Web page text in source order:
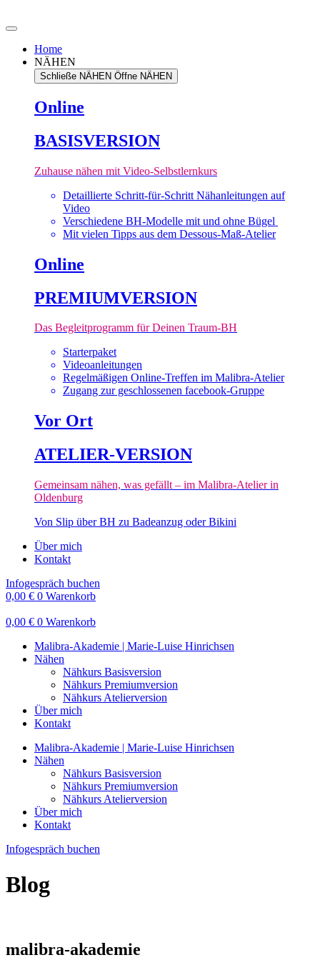
Inhalt
Home
NÄHEN
Schließe NÄHEN Öffne NÄHEN
Online
BASISVERSION
Zuhause nähen mit Video-Selbstlernkurs
Detaillierte Schritt-für-Schritt Nähanleitungen auf
Video
Verschiedene BH-Modelle mit und ohne Bügel
Mit vielen Tipps aus dem Dessous-Maß-Atelier
Online
PREMIUMVERSION
Das Begleitprogramm für Deinen Traum-BH
Starterpaket
Videoanleitungen
Regelmäßigen Online-Treffen im Malibra-Atelier
Zugang zur geschlossenen facebook-Gruppe
Vor Ort
ATELIER-VERSION
Gemeinsam nähen, was gefällt – im Malibra-Atelier in
Oldenburg
Von Slip über BH zu Badeanzug oder Bikini
Über mich
Kontakt
Infogespräch buchen
0,00 € 0 Warenkorb
0,00 € 0 Warenkorb
Malibra-Akademie | Marie-Luise Hinrichsen
Nähen
Nähkurs Basisversion
Nähkurs Premiumversion
Nähkurs Atelierversion
Über mich
Kontakt
Malibra-Akademie | Marie-Luise Hinrichsen
Nähen
Nähkurs Basisversion
Nähkurs Premiumversion
Nähkurs Atelierversion
Über mich
Kontakt
Infogespräch buchen
Blog
malibra-akademie